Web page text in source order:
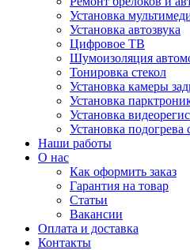
Установка
Установка автозвука
Цифровое ТВ
Шумоизоляция
Тонировка стекол
Установка камеры
Установка
Установка
Установка подогрева
Наши работы
О нас
Как оформить заказ
Гарантия на товар
Статьи
Вакансии
Оплата и доставка
Контакты